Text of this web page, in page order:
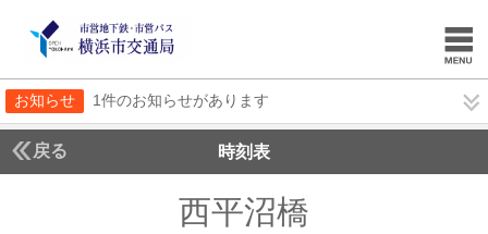
お知らせ 1件のお知らせがあります
戻る 時刻表
西平沼橋